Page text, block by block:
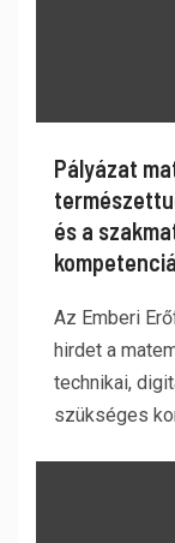
Pályázat
és a
Az Emberi
hirdet a
technikai,
szükséges